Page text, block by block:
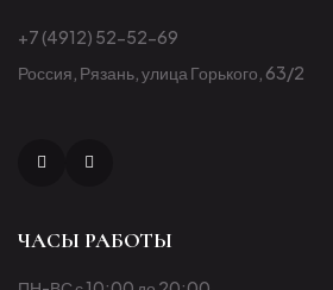
+7 (4912) 52-52-69
Россия, Рязань, улица Горького, 63/2
ЧАСЫ РАБОТЫ